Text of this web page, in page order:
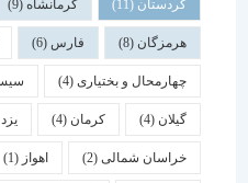
کردستان(11) کرمانشاه(9)
هرمزگان(8) فارس
چهارمحال و بختیاری (4) سیستان و
کرمان یزد
خراسان شمالی(2) اهواز